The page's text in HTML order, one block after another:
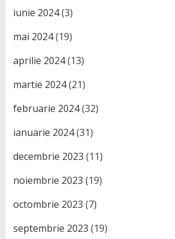
iunie 2024(3)
mai 2024(19)
aprilie 2024(13)
martie 2024(21)
februarie 2024(32)
ianuarie 2024(31)
decembrie 2023 (11)
noiembrie 2023 (19)
octombrie 2023 (7)
septembrie 2023 (19)